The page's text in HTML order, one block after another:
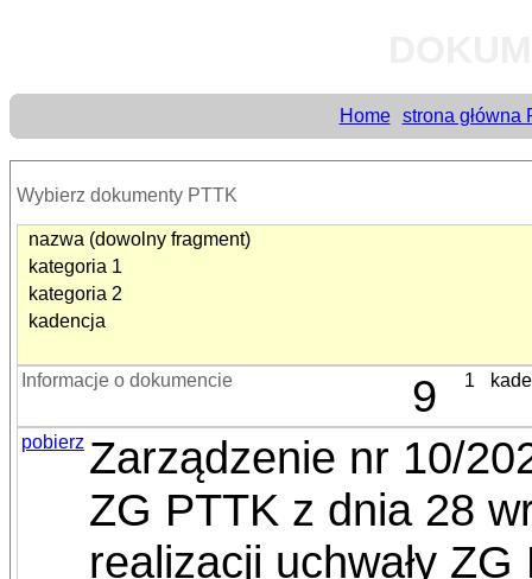
Home strona główna
Wybierz dokumenty PTTK
nazwa (dowolny fragment)
kategoria 1
kategoria 2
kadencja
Informacje o dokumencie 9 1
pobierz Zarządzenie nr 10/
ZG PTTK z dnia 28
realizacji uchwały